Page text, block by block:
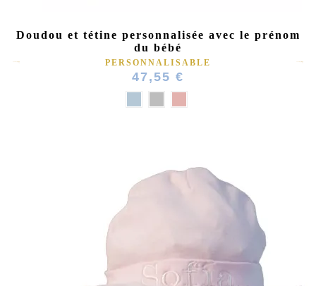
Doudou et tétine personnalisée avec le prénom
du bébé
PERSONNALISABLE
47,55 €